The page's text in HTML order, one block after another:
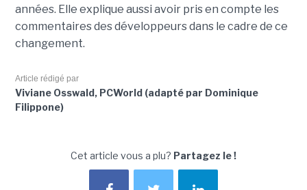
années. Elle explique aussi avoir pris en compte les
commentaires des développeurs dans le cadre de ce
changement.
Article rédigé par
Viviane Osswald, PCWorld (adapté par Dominique
Filippone)
Cet article vous a plu? Partagez le !